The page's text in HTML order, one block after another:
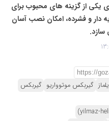
یکی از گزینه‌ های محبوب برای
دار و فشرده، امکان نصب آسان
گیربکس موتوواریو گیربکس